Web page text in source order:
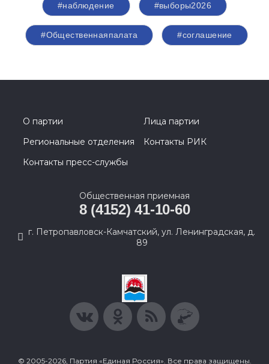
#наблюдение #выборы2026
#Общественнаяпалата #соглашение
О партии
Лица партии
Региональные отделения
Контакты РИК
Контакты пресс-службы
Общественная приемная
8 (4152) 41-10-60
г. Петропавловск-Камчатский, ул. Ленинградская, д.
89
© 2005-2026, Партия «Единая Россия». Все права защищены.